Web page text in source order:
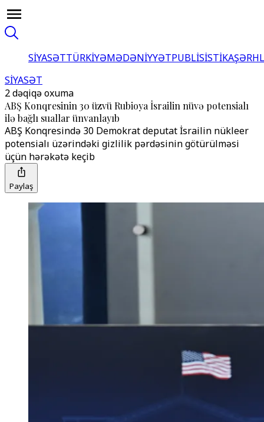
SİYASƏTTÜRKİYƏMƏDƏNİYYƏTPUBLİSİSTİKA
SİYASƏT
2 dəqiqə oxuma
ABŞ Konqresinin 30 üzvü Rubioya İsrailin nüvə potensialı
ilə bağlı suallar ünvanlayıb
ABŞ Konqresində 30 Demokrat deputat İsrailin nükleer
potensialı üzərindəki gizlilik pərdəsinin götürülməsi
üçün hərəkətə keçib
Paylaş